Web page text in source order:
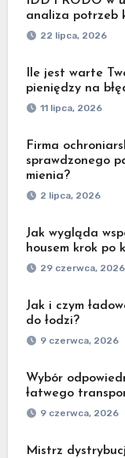
analiza potrzeb
22 lipca, 2026
Ile jest warte
pieniędzy na
11 lipca, 2026
Firma
sprawdzonego
mienia?
2 lipca, 2026
Jak wygląda
housem krok po
29 czerwca, 2026
Jak i czym
do łodzi?
9 czerwca, 2026
Wybór
łatwego
9 czerwca, 2026
Mistrz